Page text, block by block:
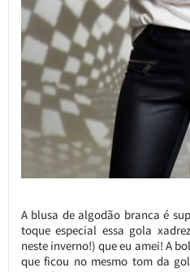
A blusa de algodão branca é
toque especial essa gola
neste inverno!) que eu amei! A
que ficou no mesmo tom da